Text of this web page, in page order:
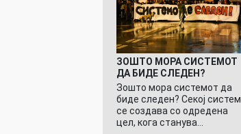
ЗОШТО МОРА СИСТЕМОТ
ДА БИДЕ СЛЕДЕН?
Зошто мора системот да
биде следен? Секој систем
се создава со одредена
цел, кога станува…